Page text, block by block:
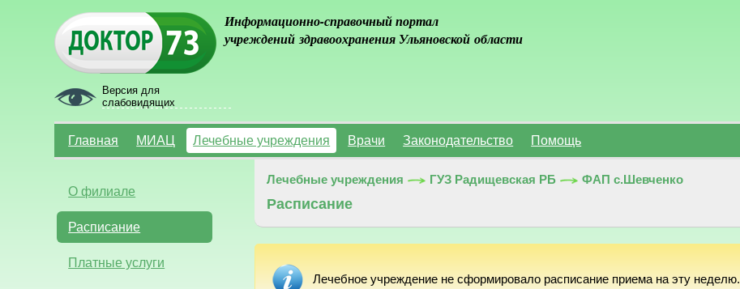
Версия для
слабовидящих
Информационно-справочный портал
учреждений здравоохранения Ульяновской области
Главная МИАЦ Лечебные учреждения Врачи Законодательство Помощь
О филиале
Расписание
Платные услуги
Лечебные учреждения ГУЗ Радищевская РБ ФАП с.Шевченко
Расписание
Лечебное учреждение не сформировало расписание приема на эту неделю.